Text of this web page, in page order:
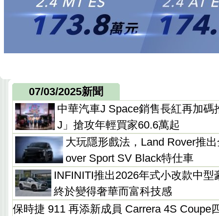
07/03/2025新聞
中華汽車J Space銷售長紅再加碼
J」搶攻年輕買家60.6萬起
大玩隱形戲法，Land Rover推
over Sport SV Black特仕車
INFINITI推出2026年式小改款中型
終於變得奢華而富科技感
保時捷 911 再添新成員 Carrera 4S Coupe